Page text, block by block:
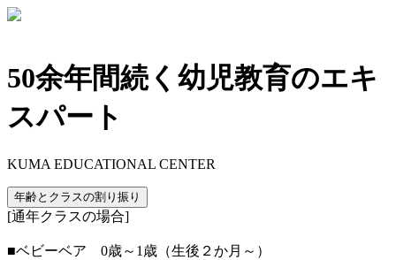
50余年間続く幼児教育のエキ
スパート
KUMA EDUCATIONAL CENTER
年齢とクラスの割り振り
[通年クラスの場合]
■ベビーベア 0歳～1歳（生後２か月～）